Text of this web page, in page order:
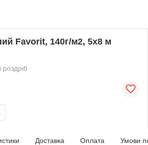
Favorit, 140г/м2, 5х8 м
роздріб
Доставка Оплата Умови